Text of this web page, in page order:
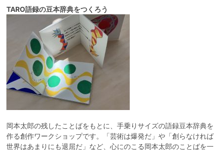
TARO語録の豆本辞典をつくろう
岡本太郎の残したことばをもとに、手乗りサイズの語録豆本辞典を
作る創作ワークショップです。「芸術は爆発だ」や「創らなければ
世界はあまりにも退屈だ」など、心にのこる岡本太郎のことばを一